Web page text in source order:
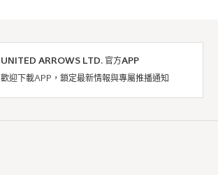
UNITED ARROWS LTD. 官方APP
歡迎下載APP，鎖定最新情報與專屬推播通知